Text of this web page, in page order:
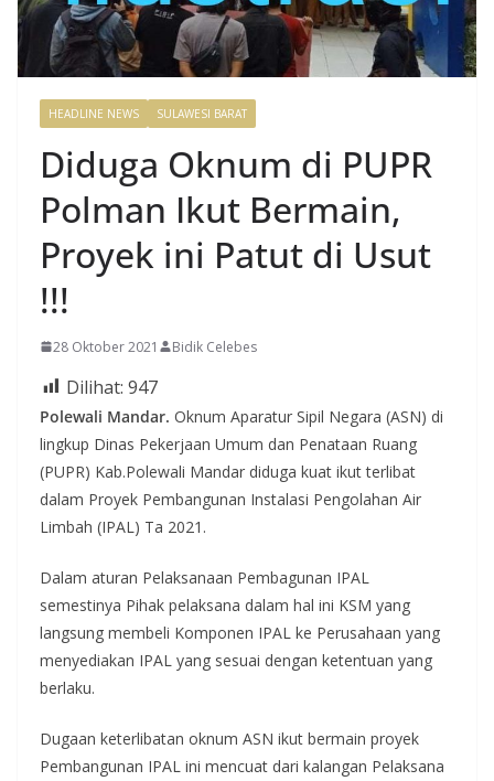
HEADLINE NEWS SULAWESI BARAT
Diduga Oknum di PUPR
Polman Ikut Bermain,
Proyek ini Patut di Usut
!!!
28 Oktober 2021 Bidik Celebes
Dilihat: 947
Polewali Mandar. Oknum Aparatur Sipil Negara (ASN) di
lingkup Dinas Pekerjaan Umum dan Penataan Ruang
(PUPR) Kab.Polewali Mandar diduga kuat ikut terlibat
dalam Proyek Pembangunan Instalasi Pengolahan Air
Limbah (IPAL) Ta 2021.
Dalam aturan Pelaksanaan Pembagunan IPAL
semestinya Pihak pelaksana dalam hal ini KSM yang
langsung membeli Komponen IPAL ke Perusahaan yang
menyediakan IPAL yang sesuai dengan ketentuan yang
berlaku.
Dugaan keterlibatan oknum ASN ikut bermain proyek
Pembangunan IPAL ini mencuat dari kalangan Pelaksana